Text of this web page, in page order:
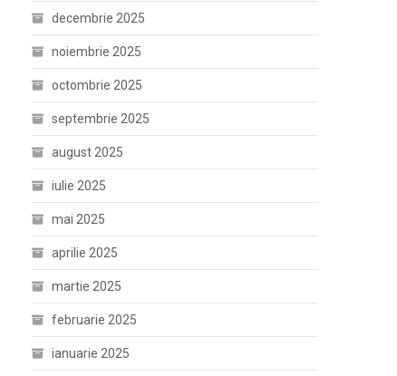
decembrie 2025
noiembrie 2025
octombrie 2025
septembrie 2025
august 2025
iulie 2025
mai 2025
aprilie 2025
martie 2025
februarie 2025
ianuarie 2025